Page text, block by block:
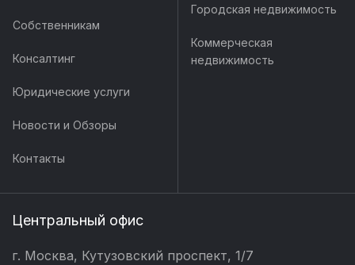
Собственникам
Консалтинг
Юридические услуги
Новости и Обзоры
Контакты
Городская недвижимость
Коммерческая
недвижимость
Центральный офис
г. Москва, Кутузовский проспект, 1/7